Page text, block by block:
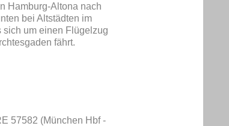
Hamburg-Altona nach
bei Altstädten im
sich um einen Flügelzug
fährt.
57582 (München Hbf -